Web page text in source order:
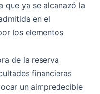
que ya se alcanazó la
en el
los elementos
de la reserva
financieras
un aimpredecible